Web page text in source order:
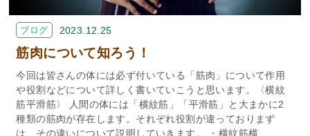
ブログ 2023.12.25
筋肉について知ろう！
今回は皆さんの体には必ず付いている「筋肉」について作用
や役割などについて詳しく書いていこうと思います。〈横紋
筋平滑筋〉 人間の体には「横紋筋」「平滑筋」と大まかに2
種類の筋肉が存在します。それぞれ役割が違っておりまず
は、その違いについて説明していきます。 ・横紋筋横…